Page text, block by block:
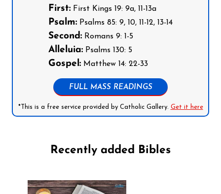
First: First Kings 19: 9a, 11-13a
Psalm: Psalms 85: 9, 10, 11-12, 13-14
Second: Romans 9: 1-5
Alleluia: Psalms 130: 5
Gospel: Matthew 14: 22-33
FULL MASS READINGS
*This is a free service provided by Catholic Gallery. Get it here
Recently added Bibles